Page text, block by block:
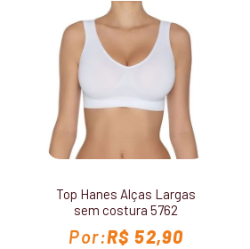
Top Hanes Alças Largas
sem costura 5762
R$ 52,90